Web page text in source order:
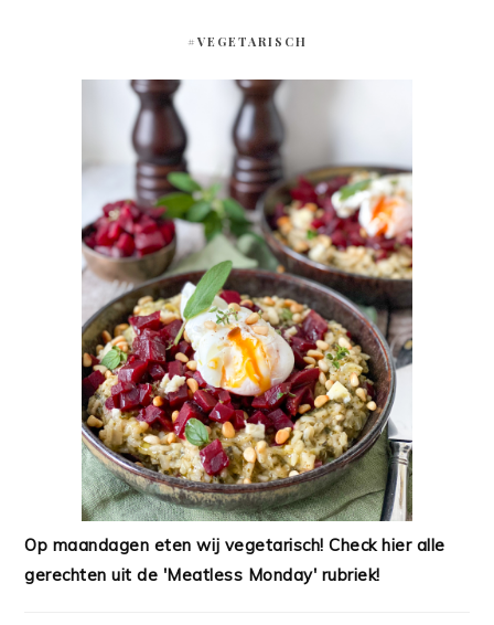
#VEGETARISCH
Op maandagen eten wij vegetarisch! Check hier alle
gerechten uit de 'Meatless Monday' rubriek!